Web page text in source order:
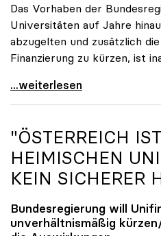
Das Vorhaben der
Universitäten auf Jahre
abzugelten und zusätzlich
Finanzierung zu kürzen, ist
#UnisRetten Warum es sich
...weiterlesen
"ÖSTERREICH
HEIMISCHEN
KEIN SICHERER
Bundesregierung will
unverhältnismäßig